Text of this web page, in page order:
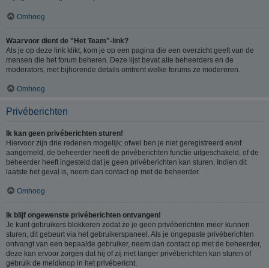
Omhoog
Waarvoor dient de "Het Team"-link?
Als je op deze link klikt, kom je op een pagina die een overzicht geeft van de
mensen die het forum beheren. Deze lijst bevat alle beheerders en de
moderators, met bijhorende details omtrent welke forums ze modereren.
Omhoog
Privéberichten
Ik kan geen privéberichten sturen!
Hiervoor zijn drie redenen mogelijk: ofwel ben je niet geregistreerd en/of
aangemeld, de beheerder heeft de privéberichten functie uitgeschakeld, of de
beheerder heeft ingesteld dat je geen privéberichten kan sturen. Indien dit
laatste het geval is, neem dan contact op met de beheerder.
Omhoog
Ik blijf ongewenste privéberichten ontvangen!
Je kunt gebruikers blokkeren zodat ze je geen privéberichten meer kunnen
sturen, dit gebeurt via het gebruikerspaneel. Als je ongepaste privéberichten
ontvangt van een bepaalde gebruiker, neem dan contact op met de beheerder,
deze kan ervoor zorgen dat hij of zij niet langer privéberichten kan sturen of
gebruik de meldknop in het privébericht.